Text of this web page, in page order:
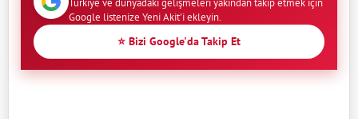
Türkiye ve dünyadaki gelişmeleri yakından takip etmek için
Google listenize Yeni Akit'i ekleyin.
⭐ Bizi Google'da Takip Et